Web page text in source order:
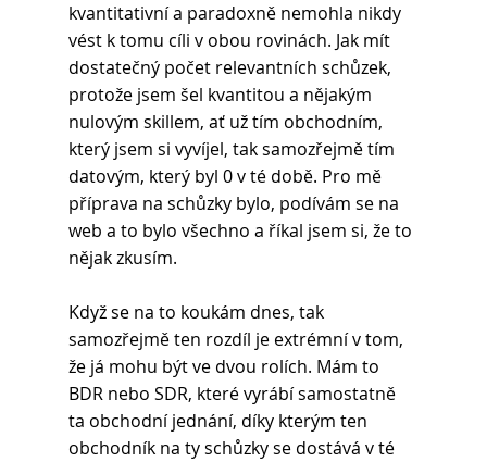
kvantitativní a paradoxně nemohla nikdy
vést k tomu cíli v obou rovinách. Jak mít
dostatečný počet relevantních schůzek,
protože jsem šel kvantitou a nějakým
nulovým skillem, ať už tím obchodním,
který jsem si vyvíjel, tak samozřejmě tím
datovým, který byl 0 v té době. Pro mě
příprava na schůzky bylo, podívám se na
web a to bylo všechno a říkal jsem si, že to
nějak zkusím.
Když se na to koukám dnes, tak
samozřejmě ten rozdíl je extrémní v tom,
že já mohu být ve dvou rolích. Mám to
BDR nebo SDR, které vyrábí samostatně
ta obchodní jednání, díky kterým ten
obchodník na ty schůzky se dostává v té